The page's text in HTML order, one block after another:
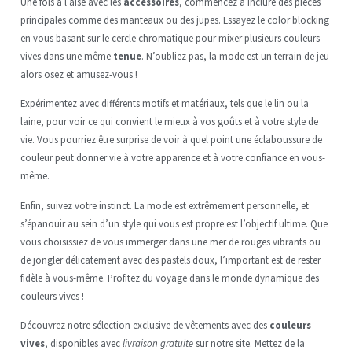
principales comme des manteaux ou des jupes. Essayez le color blocking
en vous basant sur le cercle chromatique pour mixer plusieurs couleurs
vives dans une même tenue. N’oubliez pas, la mode est un terrain de jeu
alors osez et amusez-vous !
Expérimentez avec différents motifs et matériaux, tels que le lin ou la
laine, pour voir ce qui convient le mieux à vos goûts et à votre style de
vie. Vous pourriez être surprise de voir à quel point une éclaboussure de
couleur peut donner vie à votre apparence et à votre confiance en vous-
même.
Enfin, suivez votre instinct. La mode est extrêmement personnelle, et
s’épanouir au sein d’un style qui vous est propre est l’objectif ultime. Que
vous choisissiez de vous immerger dans une mer de rouges vibrants ou
de jongler délicatement avec des pastels doux, l’important est de rester
fidèle à vous-même. Profitez du voyage dans le monde dynamique des
couleurs vives !
Découvrez notre sélection exclusive de vêtements avec des couleurs
vives, disponibles aveclivraison gratuitesur notre site. Mettez de la